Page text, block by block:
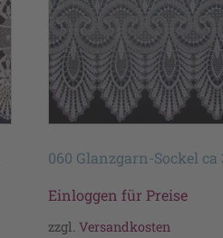
060 Glanzgarn-Sockel ca
Einloggen für Preise
zzgl. Versandkosten